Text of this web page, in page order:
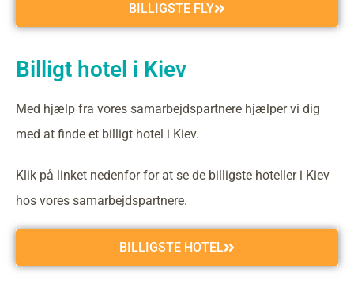
BILLIGSTE FLY
Billigt hotel i Kiev
Med hjælp fra vores samarbejdspartnere hjælper vi dig
med at finde et billigt hotel i Kiev.
Klik på linket nedenfor for at se de billigste hoteller i Kiev
hos vores samarbejdspartnere.
BILLIGSTE HOTEL